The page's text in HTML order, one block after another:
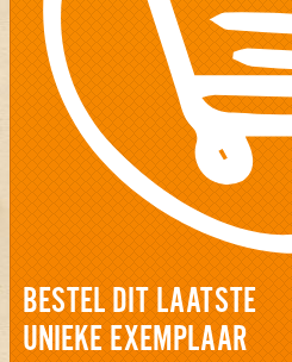
BESTEL DIT LAATSTE
UNIEKE EXEMPLAAR